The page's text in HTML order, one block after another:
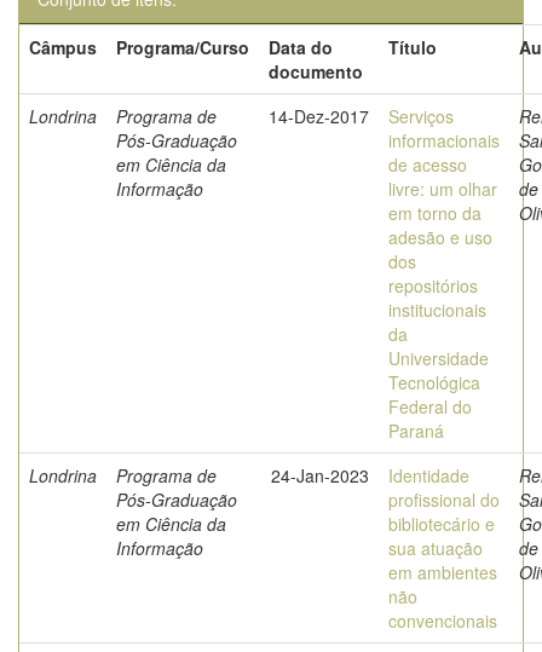
Câmpus
Programa/Curso
Data do
documento
Título
Londrina
Programa de
Pós-Graduação
em Ciência da
Informação
14-Dez-2017
Serviços
informacionais
de acesso
livre: um olhar
em torno da
adesão e uso
dos
repositórios
institucionais
da
Universidade
Tecnológica
Federal do
Paraná
de
Londrina
Programa de
Pós-Graduação
em Ciência da
Informação
24-Jan-2023
Identidade
profissional do
bibliotecário e
sua atuação
em ambientes
não
convencionais
de